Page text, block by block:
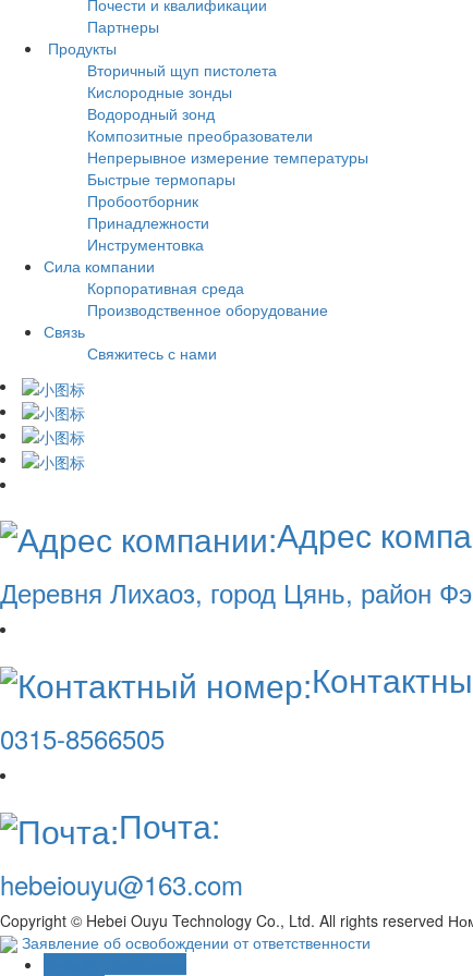
Почести и квалификации
Партнеры
Продукты
Вторичный щуп пистолета
Кислородные зонды
Водородный зонд
Композитные преобразователи
Непрерывное измерение температуры
Быстрые термопары
Пробоотборник
Принадлежности
Инструментовка
Сила компании
Корпоративная среда
Производственное оборудование
Связь
Свяжитесь с нами
Адрес
Деревня Лихаоз, город Цянь, район
0315-8566505
Почта:
hebeiouyu@163.com
Copyright © Hebei Ouyu Technology Co., Ltd. All rights reserved
Заявление об освобождении от ответственности